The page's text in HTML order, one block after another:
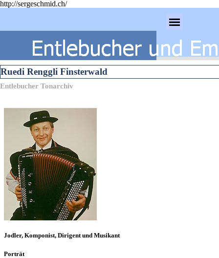
http://sergeschmid.ch/
Ruedi Renggli Finsterwald
Entlebucher Tonarchiv
Jodler, Komponist, Dirigent und Musikant
Porträt